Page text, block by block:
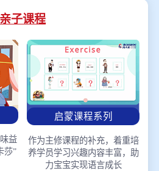
亲子课程
益
莎”
启蒙课程系列
作为主修课程的补充，着重培
养学员学习兴趣内容丰富，助
力宝宝实现语言成长